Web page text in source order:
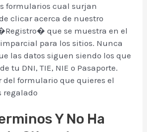
formularios cual surjan
clicar acerca de nuestro
que se muestra en el
para los sitios. Nunca
las datos siguen siendo los que
tu DNI, TIE, NIE o Pasaporte.
del formulario que quieres el
regalado
Y No Ha